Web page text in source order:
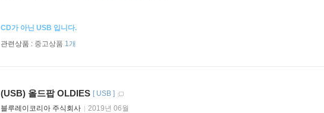
CD가 아닌 USB 입니다.
관련상품 : 중고상품 1개
(USB) 올드팝 OLDIES [ USB ]
블루레이코리아 주식회사
2019년 06월